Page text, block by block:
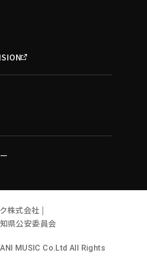
株式会社 |
県公安委員会
MUSIC Co.Ltd All Rights